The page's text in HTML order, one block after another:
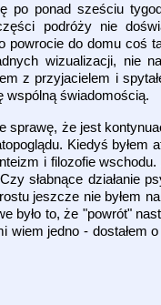
po ponad sześciu
podróży nie
do domu coś
wizualizacji, nie
z przyjacielem i
wspólną świadomością.
sprawę, że jest
Kiedyś byłem
i filozofie
słabnące działanie
jeszcze nie byłem
było to, że "powrót"
jedno - dostałem